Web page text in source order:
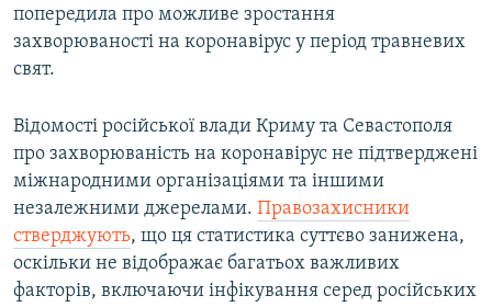
попередила про можливе зростання
захворюваності на коронавірус у період травневих
свят.
Відомості російської влади Криму та Севастополя
про захворюваність на коронавірус не підтверджені
міжнародними організаціями та іншими
незалежними джерелами. Правозахисники
стверджують, що ця статистика суттєво занижена,
оскільки не відображає багатьох важливих
факторів, включаючи інфікування серед російських